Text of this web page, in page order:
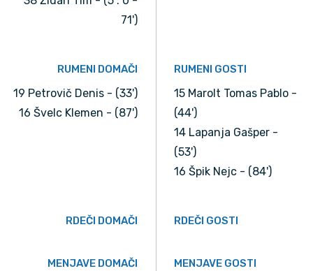
71')
RUMENI DOMAČI
19 Petrovič Denis - (33')
16 Švelc Klemen - (87')
RUMENI GOSTI
15 Marolt Tomas Pablo -
(44')
14 Lapanja Gašper -
(53')
16 Špik Nejc - (84')
RDEČI DOMAČI RDEČI GOSTI
MENJAVE DOMAČI MENJAVE GOSTI